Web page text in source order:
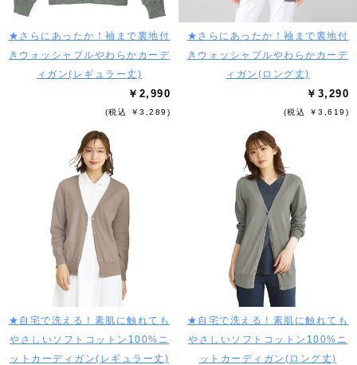
★さらにあったか！袖まで裏地付
きウォッシャブルやわらかカーデ
ィガン(レギュラー丈)
￥2,990
(税込 ￥3,289)
★さらにあったか！袖まで裏地付
きウォッシャブルやわらかカーデ
ィガン(ロング丈)
￥3,290
(税込 ￥3,619)
★自宅で洗える！素肌に触れても
やさしいソフトコットン100%ニ
ットカーディガン(レギュラー丈)
★自宅で洗える！素肌に触れても
やさしいソフトコットン100%ニ
ットカーディガン(ロング丈)